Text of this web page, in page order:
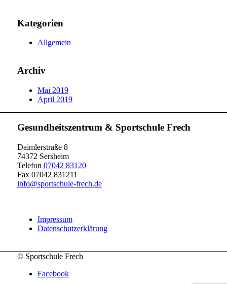
Kategorien
Allgemein
Archiv
Mai 2019
April 2019
Gesundheitszentrum & Sportschule Frech
Daimlerstraße 8
74372 Sersheim
Telefon 07042 83120
Fax 07042 831211
info@sportschule-frech.de
Impressum
Datenschutzerklärung
© Sportschule Frech
Facebook